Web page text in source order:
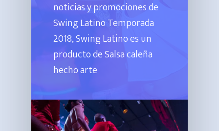
noticias y promociones de
Swing Latino Temporada
2018, Swing Latino es un
producto de Salsa caleña
hecho arte